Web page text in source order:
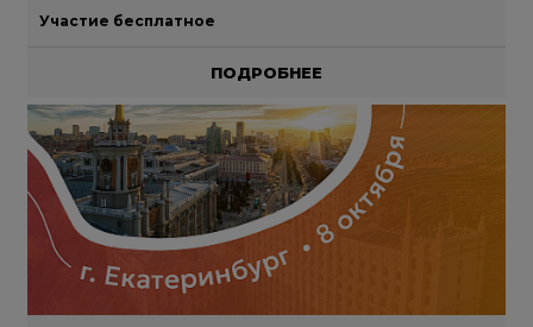
Участие бесплатное
ПОДРОБНЕЕ